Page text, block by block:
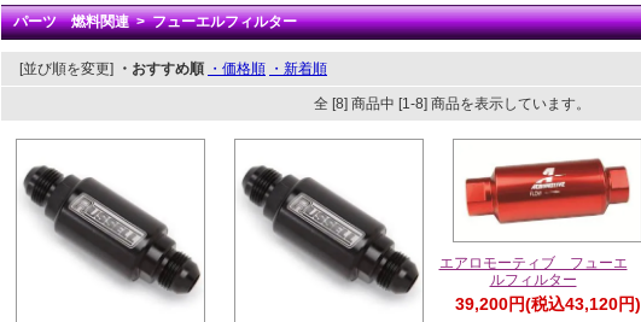
パーツ 燃料関連 > フューエルフィルター
[並び順を変更] ・おすすめ順 ・価格順 ・新着順
全 [8] 商品中 [1-8] 商品を表示しています。
エアロモーティブ フューエ
ルフィルター
39,200円(税込43,120円)